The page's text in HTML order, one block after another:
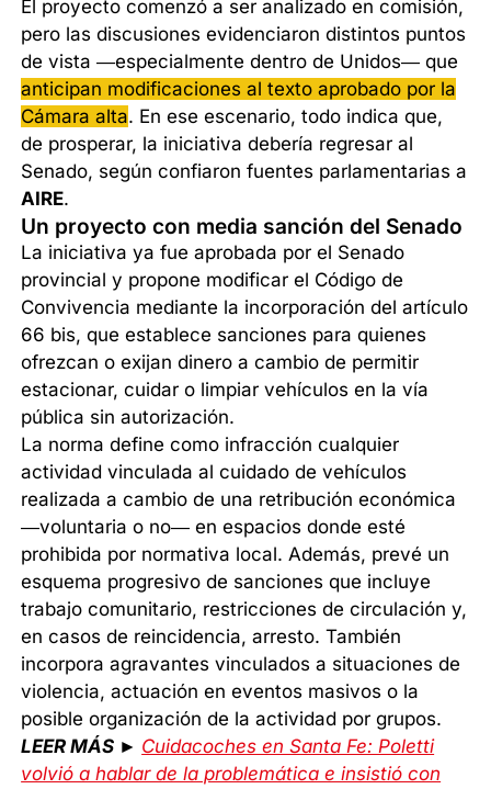
El proyecto comenzó a ser analizado en comisión,
pero las discusiones evidenciaron distintos puntos
de vista —especialmente dentro de Unidos— que
anticipan modificaciones al texto aprobado por la
Cámara alta. En ese escenario, todo indica que,
de prosperar, la iniciativa debería regresar al
Senado, según confiaron fuentes parlamentarias a
AIRE.
Un proyecto con media sanción del Senado
La iniciativa ya fue aprobada por el Senado
provincial y propone modificar el Código de
Convivencia mediante la incorporación del artículo
66 bis, que establece sanciones para quienes
ofrezcan o exijan dinero a cambio de permitir
estacionar, cuidar o limpiar vehículos en la vía
pública sin autorización.
La norma define como infracción cualquier
actividad vinculada al cuidado de vehículos
realizada a cambio de una retribución económica
—voluntaria o no— en espacios donde esté
prohibida por normativa local. Además, prevé un
esquema progresivo de sanciones que incluye
trabajo comunitario, restricciones de circulación y,
en casos de reincidencia, arresto. También
incorpora agravantes vinculados a situaciones de
violencia, actuación en eventos masivos o la
posible organización de la actividad por grupos.
LEER MÁS ► Cuidacoches en Santa Fe: Poletti
volvió a hablar de la problemática e insistió con